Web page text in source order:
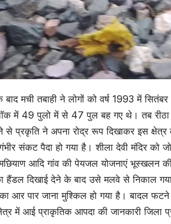
मची तबाही ने लोगों को वर्ष 1993 में
में 49 पुलो में से 47 पुल बह गए थे। तब
प्रकृति ने अपना रोद्र रूप दिखाकर इस
संकट पैदा हो गया है। शीला देवी मंदिर को
आदि गांव की पेयजल योजनाएं भूस्खलन
हैंडल दिखाई देने के बाद उसे मलवे से निकाल
आर पार जाना मुश्किल हो गया है। बादल
में आई प्राकृतिक आपदा की जानकारी जिला